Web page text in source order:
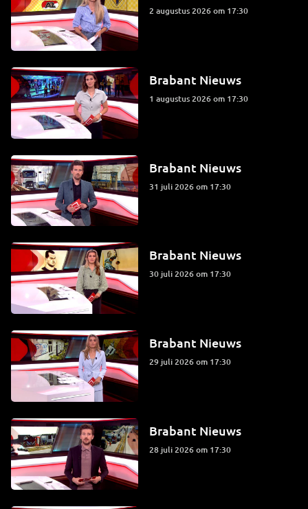
2 augustus 2026 om 17:30
Brabant Nieuws
1 augustus 2026 om 17:30
Brabant Nieuws
31 juli 2026 om 17:30
Brabant Nieuws
30 juli 2026 om 17:30
Brabant Nieuws
29 juli 2026 om 17:30
Brabant Nieuws
28 juli 2026 om 17:30